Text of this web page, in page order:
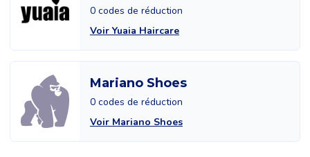
0 codes de réduction
Voir Yuaia Haircare
Mariano Shoes
0 codes de réduction
Voir Mariano Shoes